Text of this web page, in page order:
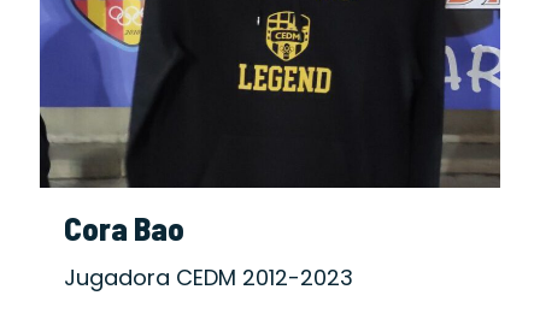
Cora Bao
Jugadora CEDM 2012-2023